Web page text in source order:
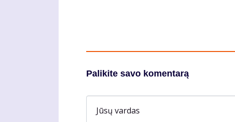
Palikite savo komentarą
Jūsų vardas